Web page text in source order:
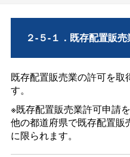
２-５-１．既存配置販
既存配置販売業の許可を
す。
※既存配置販売業許可申請
他の都道府県で既存配置販
に限られます。